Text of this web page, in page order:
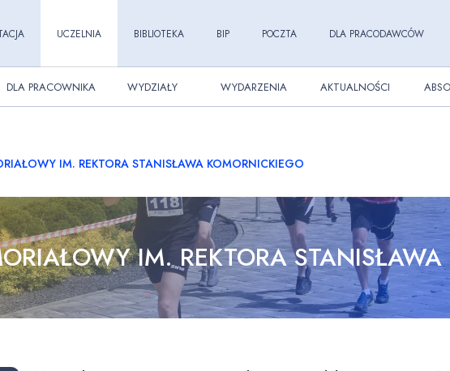
UCZELNIA BIBLIOTEKA BIP POCZTA DLA PRACODAWCÓW
DLA PRACOWNIKA WYDZIAŁY WYDARZENIA AKTUALNOŚCI
IM. REKTORA STANISŁAWA KOMORNICKIEGO
IM. REKTORA